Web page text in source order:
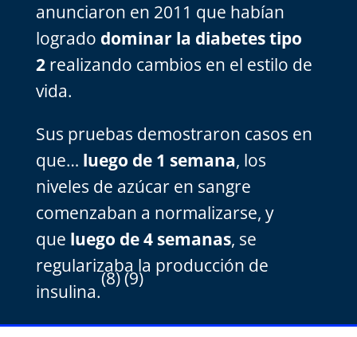
anunciaron en 2011 que habían
logrado dominar la diabetes tipo
2realizando cambios en el estilo de
vida.
Sus pruebas demostraron casos en
que… luego de 1 semana, los
niveles de azúcar en sangre
comenzaban a normalizarse, y
que luego de 4 semanas, se
regularizaba la producción de
insulina.
(8) (9)